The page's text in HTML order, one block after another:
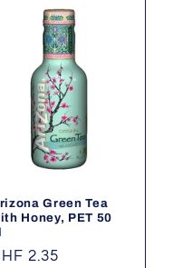
Green Tea
Honey, PET 50
2.35